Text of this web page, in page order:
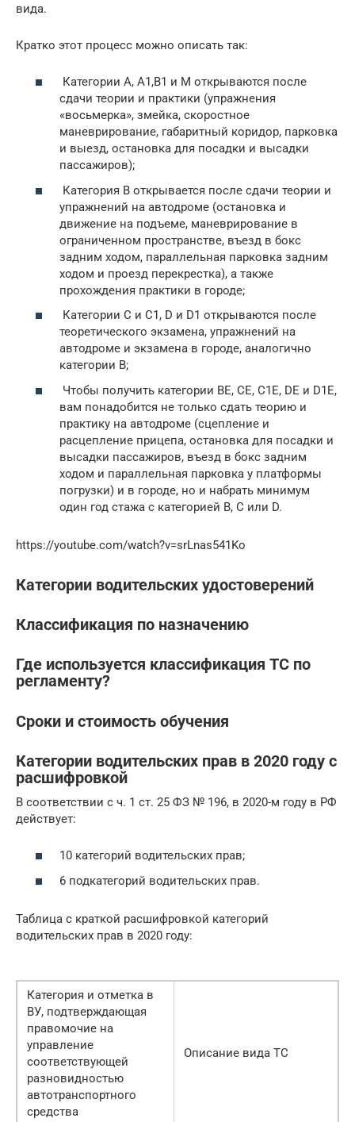
вида.
Кратко этот процесс можно описать так:
Категории А, А1,В1 и М открываются после
сдачи теории и практики (упражнения
«восьмерка», змейка, скоростное
маневрирование, габаритный коридор, парковка
и выезд, остановка для посадки и высадки
пассажиров);
Категория В открывается после сдачи теории и
упражнений на автодроме (остановка и
движение на подъеме, маневрирование в
ограниченном пространстве, въезд в бокс
задним ходом, параллельная парковка задним
ходом и проезд перекрестка), а также
прохождения практики в городе;
Категории С и С1, D и D1 открываются после
теоретического экзамена, упражнений на
автодроме и экзамена в городе, аналогично
категории В;
Чтобы получить категории BE, CE, C1E, DE и D1E,
вам понадобится не только сдать теорию и
практику на автодроме (сцепление и
расцепление прицепа, остановка для посадки и
высадки пассажиров, въезд в бокс задним
ходом и параллельная парковка у платформы
погрузки) и в городе, но и набрать минимум
один год стажа с категорией B, C или D.
https://youtube.com/watch?v=srLnas541Ko
Категории водительских удостоверений
Классификация по назначению
Где используется классификация ТС по
регламенту?
Сроки и стоимость обучения
Категории водительских прав в 2020 году с
расшифровкой
В соответствии с ч. 1 ст. 25 ФЗ № 196, в 2020-м году в РФ
действует:
10 категорий водительских прав;
6 подкатегорий водительских прав.
Таблица с краткой расшифровкой категорий
водительских прав в 2020 году:
Категория и отметка в
ВУ, подтверждающая
правомочие на
управление
соответствующей
разновидностью
автотранспортного
средства
Описание вида ТС